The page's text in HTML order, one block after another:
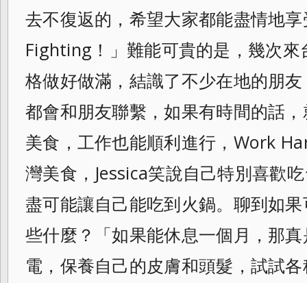
去不復返的， 希望大家都能盡情地
Fighting！
」難能可貴的是，幾次
格做好做滿，結識了不少在地的朋
都會和朋友聯繫，如果有時間的話
美食，工作也能順利進行， Work
灣美食，Jessica笑說自己特別喜歡
盡可能讓自己能吃到火鍋。 聊到如
些什麼？「如果能休息一個月， 那
電，保養自己的皮膚和頭髮， 試試